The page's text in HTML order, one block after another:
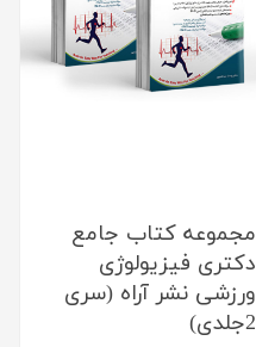
مجموعه کتاب جامع
دکتری فیزیولوژی
ورزشی نشر آراه (سری
2جلدی)